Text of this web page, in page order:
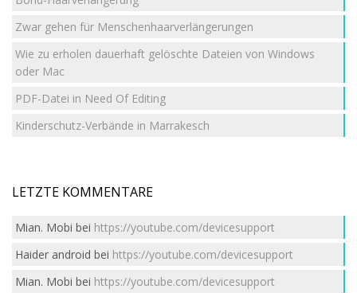
Zwar gehen für Menschenhaarverlängerungen
Wie zu erholen dauerhaft gelöschte Dateien von Windows
oder Mac
PDF-Datei in Need Of Editing
Kinderschutz-Verbände in Marrakesch
LETZTE KOMMENTARE
Mian. Mobi bei https://youtube.com/devicesupport
Haider android bei https://youtube.com/devicesupport
Mian. Mobi bei https://youtube.com/devicesupport